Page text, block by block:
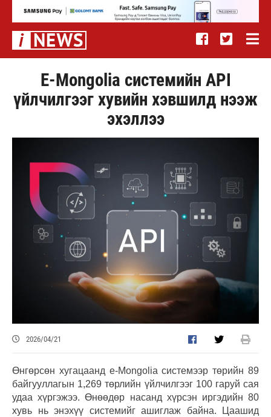
E-Mongolia системийн API
үйлчилгээг хувийн хэвшилд нээж
эхэллээ
2026/04/21
Өнгөрсөн хугацаанд e-Mongolia системээр төрийн 89
байгууллагын 1,269 төрлийн үйлчилгээг 100 гаруй сая
удаа хүргэжээ. Өнөөдөр насанд хүрсэн иргэдийн 80
хувь нь энэхүү системийг ашиглаж байна. Цаашид